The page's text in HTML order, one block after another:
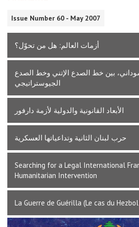
Issue Number 60 - May 2007
أزمات العالم: هل من تحوّل؟
بين خط الصدع الإتني وخط الصدع
الجيوستراتيجي
الأبعاد القانونية والدولية لأزمة دارفور
حرب لبنان الثانية وتداعياتها العسكرية
Searching for a Legal International
Humanitarian Intervention
La Guerre de Guérilla (Le cas du